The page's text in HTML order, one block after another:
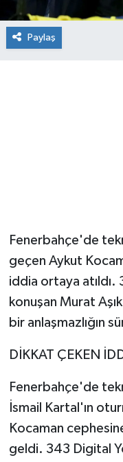
Paylaş
Fenerbahçe'de
geçen Aykut
iddia ortaya atıldı.
konuşan Murat
bir anlaşmazlığın
DİKKAT ÇEKEN
Fenerbahçe'de
İsmail Kartal'ın
Kocaman
geldi. 343 Digital